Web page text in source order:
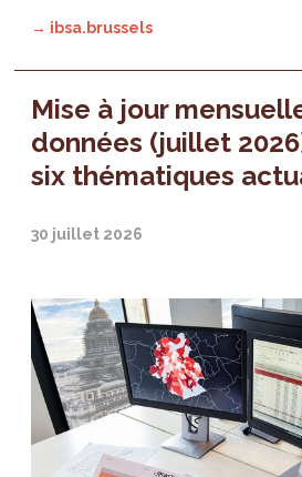
→ ibsa.brussels
Mise à jour
données (juillet
six thématiques
30 juillet 2026